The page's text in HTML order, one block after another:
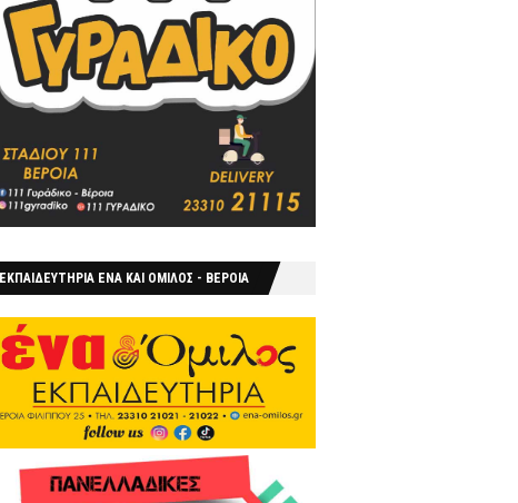
ΕΚΠΑΙΔΕΥΤΗΡΙΑ ΕΝΑ ΚΑΙ ΟΜΙΛΟΣ - ΒΕΡΟΙΑ